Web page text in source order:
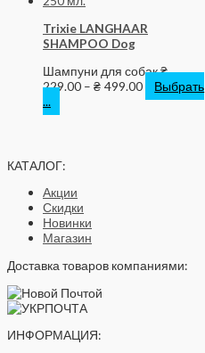
Trixie LANGHAAR
SHAMPOO Dog
Шампуни для собак₴
229.00 – ₴ 499.00
Выбрать
...
КАТАЛОГ:
Акции
Скидки
Новинки
Магазин
Доставка товаров компаниями:
ИНФОРМАЦИЯ: